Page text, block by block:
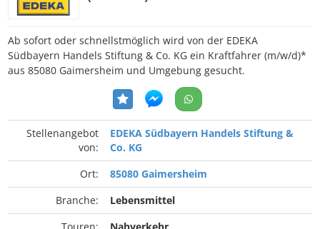
Ab sofort oder schnellstmöglich wird von der EDEKA
Südbayern Handels Stiftung & Co. KG ein Kraftfahrer (m/w/d)*
aus 85080 Gaimersheim und Umgebung gesucht.
Stellenangebot
von:
EDEKA Südbayern Handels Stiftung &
Co. KG
Ort:
85080 Gaimersheim
Branche:
Lebensmittel